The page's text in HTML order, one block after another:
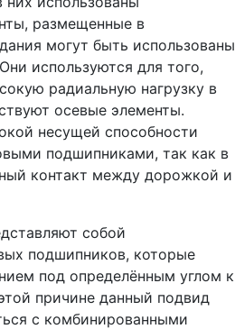
размещенные в
могут быть использованы
используются для того,
радиальную нагрузку в
осевые элементы.
несущей способности
подшипниками, так как в
контакт между дорожкой и
собой
подшипников, которые
под определённым углом к
причине данный подвид
с комбинированными